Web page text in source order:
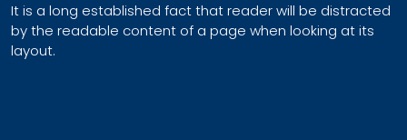
It is a long established fact that reader will be distracted
by the readable content of a page when looking at its
layout.